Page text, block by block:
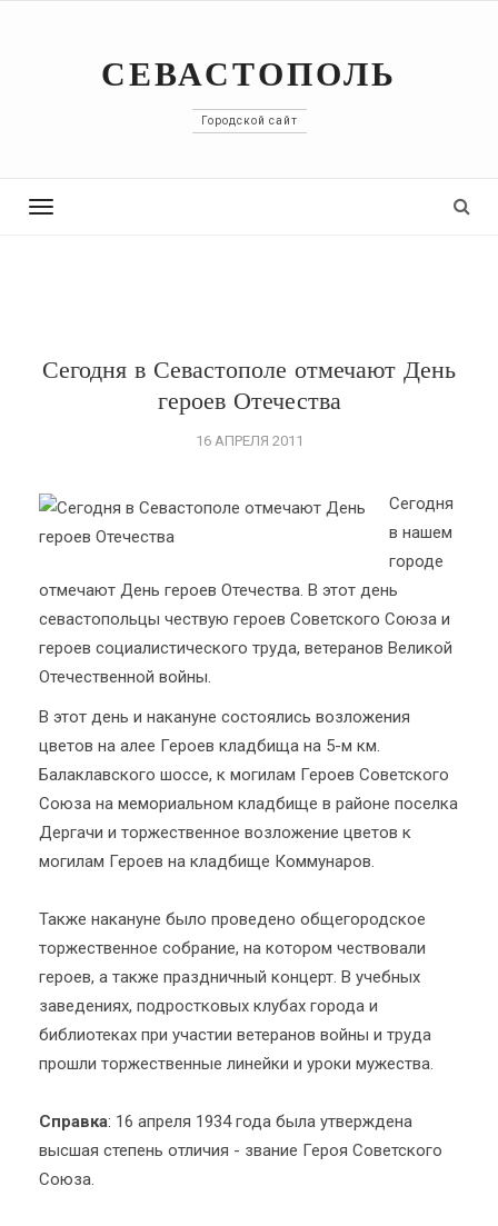
СЕВАСТОПОЛЬ
Городской сайт
Toggle
Сегодня в Севастополе отмечают День
героев Отечества
16 АПРЕЛЯ 2011
Сегодня
в нашем
городе
отмечают День героев Отечества. В этот день
севастопольцы чествую героев Советского Союза и
героев социалистического труда, ветеранов Великой
Отечественной войны.
В этот день и накануне состоялись возложения
цветов на алее Героев кладбища на 5-м км.
Балаклавского шоссе, к могилам Героев Советского
Союза на мемориальном кладбище в районе поселка
Дергачи и торжественное возложение цветов к
могилам Героев на кладбище Коммунаров.
Также накануне было проведено общегородское
торжественное собрание, на котором чествовали
героев, а также праздничный концерт. В учебных
заведениях, подростковых клубах города и
библиотеках при участии ветеранов войны и труда
прошли торжественные линейки и уроки мужества.
Справка: 16 апреля 1934 года была утверждена
высшая степень отличия - звание Героя Советского
Союза.